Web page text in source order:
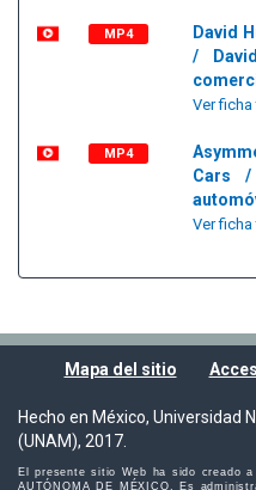
MP4
David
/
Ver
MP4
Cars /
Ver
Mapa del sitio
Hecho en México, Universidad
(UNAM), 2017.
El presente sitio Web ha sido creado
AUTÓNOMA DE MÉXICO. Es